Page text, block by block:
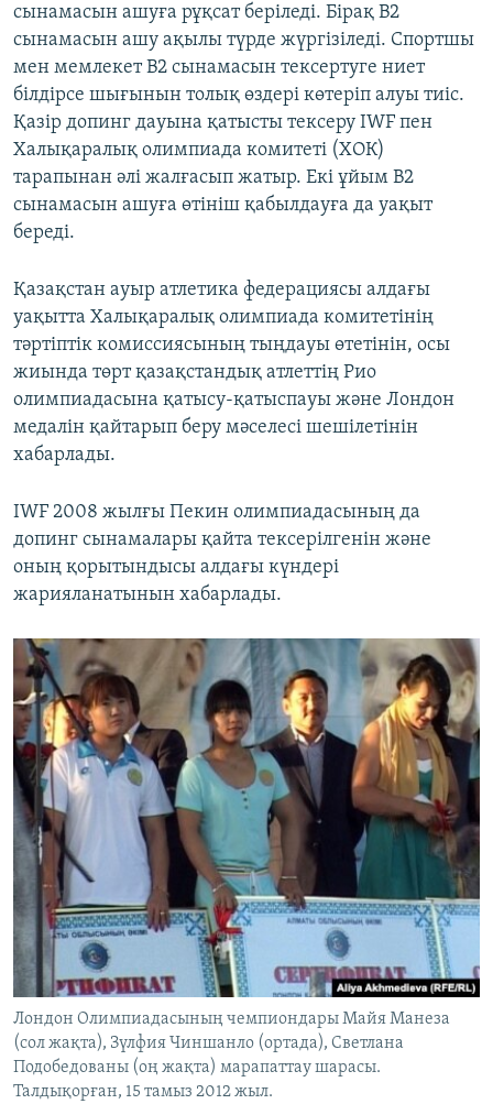
сынамасын ашуға рұқсат беріледі. Бірақ В2
сынамасын ашу ақылы түрде жүргізіледі. Спортшы
мен мемлекет В2 сынамасын тексертуге ниет
білдірсе шығынын толық өздері көтеріп алуы тиіс.
Қазір допинг дауына қатысты тексеру IWF пен
Халықаралық олимпиада комитеті (ХОК)
тарапынан әлі жалғасып жатыр. Екі ұйым B2
сынамасын ашуға өтініш қабылдауға да уақыт
береді.
Қазақстан ауыр атлетика федерациясы алдағы
уақытта Халықаралық олимпиада комитетінің
тәртіптік комиссиясының тыңдауы өтетінін, осы
жиында төрт қазақстандық атлеттің Рио
олимпиадасына қатысу-қатыспауы және Лондон
медалін қайтарып беру мәселесі шешілетінін
хабарлады.
IWF 2008 жылғы Пекин олимпиадасының да
допинг сынамалары қайта тексерілгенін және
оның қорытындысы алдағы күндері
жарияланатынын хабарлады.
Лондон Олимпиадасының чемпиондары Майя Манеза
(сол жақта), Зүлфия Чиншанло (ортада), Светлана
Подобедованы (оң жақта) марапаттау шарасы.
Талдықорған, 15 тамыз 2012 жыл.